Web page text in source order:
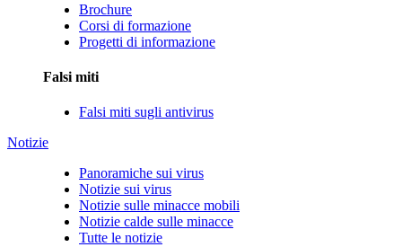
Brochure
Corsi di formazione
Progetti di informazione
Falsi miti
Falsi miti sugli antivirus
Notizie
Panoramiche sui virus
Notizie sui virus
Notizie sulle minacce mobili
Notizie calde sulle minacce
Tutte le notizie